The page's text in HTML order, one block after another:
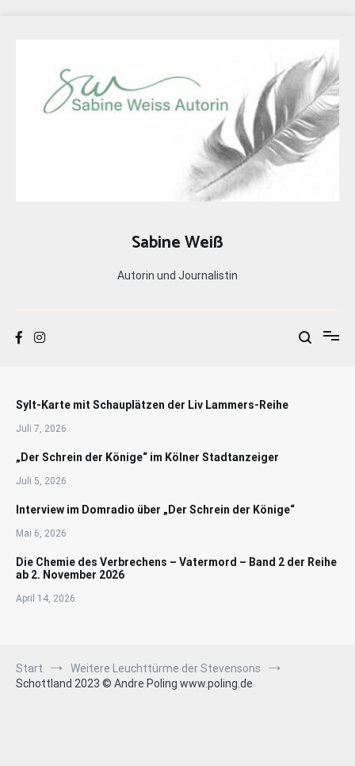
Sabine Weiß
Autorin und Journalistin
Sylt-Karte mit Schauplätzen der Liv Lammers-Reihe
Juli 7, 2026
„Der Schrein der Könige“ im Kölner Stadtanzeiger
Juli 5, 2026
Interview im Domradio über „Der Schrein der Könige“
Mai 6, 2026
Die Chemie des Verbrechens – Vatermord – Band 2 der Reihe
ab 2. November 2026
April 14, 2026
Start
Weitere Leuchttürme der Stevensons
Schottland 2023 © Andre Poling www.poling.de